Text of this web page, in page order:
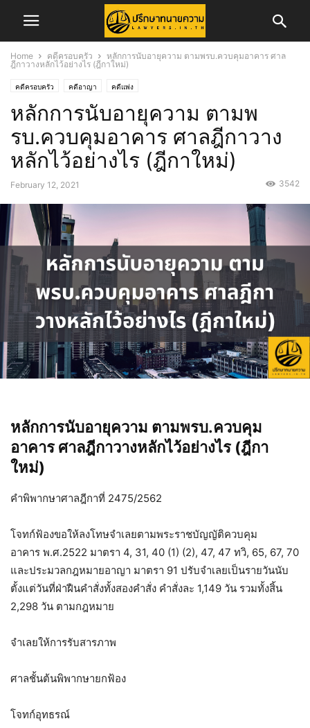
Home คดีครอบครัว
หลักการนับอายุความ ตามพรบ.ควบคุมอาคาร ศาล
ฎีกาวางหลักไว้อย่างไร (ฎีกาใหม่)
คดีครอบครัว คดีอาญา คดีแพ่ง
หลักการนับอายุความ ตามพ
รบ.ควบคุมอาคาร ศาลฎีกาวาง
หลักไว้อย่างไร (ฎีกาใหม่)
February 12, 2021 3542
หลักการนับอายุความ ตามพรบ.ควบคุม
อาคาร ศาลฎีกาวางหลักไว้อย่างไร (ฎีกา
ใหม่)
คำพิพากษาศาลฎีกาที่ 2475/2562
โจทก์ฟ้องขอให้ลงโทษจำเลยตามพระราชบัญญัติควบคุม
อาคาร พ.ศ.2522 มาตรา 4, 31, 40 (1) (2), 47, 47 ทวิ, 65, 67, 70
และประมวลกฎหมายอาญา มาตรา 91 ปรับจำเลยเป็นรายวันนับ
ตั้งแต่วันที่ฝ่าฝืนคำสั่งทั้งสองคำสั่ง คำสั่งละ 1,149 วัน รวมทั้งสิ้น
2,298 วัน ตามกฎหมาย
จำเลยให้การรับสารภาพ
ศาลชั้นต้นพิพากษายกฟ้อง
โจทก์อุทธรณ์